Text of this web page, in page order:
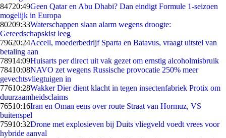
84720:49Geen Qatar en Abu Dhabi? Dan eindigt Formule 1-seizoen
mogelijk in Europa
80209:33Waterschappen slaan alarm wegens droogte:
Gereedschapskist leeg
79620:24Accell, moederbedrijf Sparta en Batavus, vraagt uitstel van
betaling aan
78914:09Huisarts per direct uit vak gezet om ernstig alcoholmisbruik
78410:08NAVO zet wegens Russische provocatie 250% meer
gevechtsvliegtuigen in
77610:28Wakker Dier dient klacht in tegen insectenfabriek Protix om
duurzaamheidsclaims
76510:16Iran en Oman eens over route Straat van Hormuz, VS
buitenspel
75910:32Drone met explosieven bij Duits vliegveld voedt vrees voor
hybride aanval